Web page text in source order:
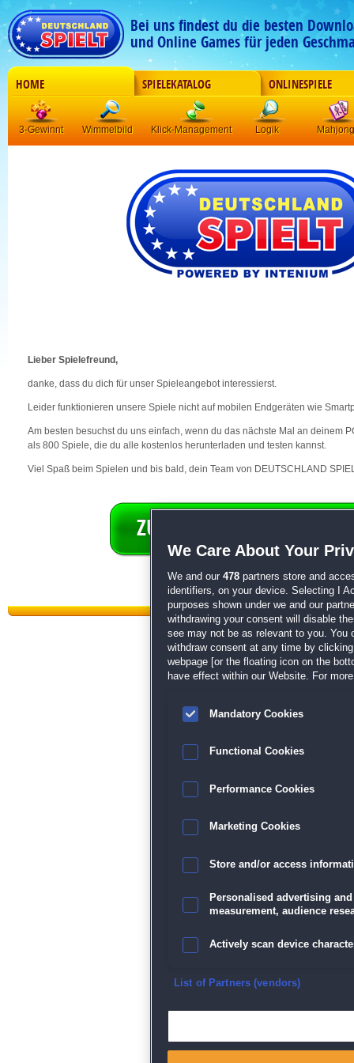
Bei uns findest du die besten
und Online Games für jeden
HOME SPIELEKATALOG ONLINESPIELE
3-Gewinnt Wimmelbild Klick-Management Logik Mahjong
Lieber Spielefreund,
danke, dass du dich für unser Spieleangebot interessierst.
Leider funktionieren unsere Spiele nicht auf mobilen Endgeräten wie
Am besten besuchst du uns einfach, wenn du das nächste Mal an deinem
als 800 Spiele, die du alle kostenlos herunterladen und testen kannst.
Viel Spaß beim Spielen und bis bald, dein Team von DEUTSCHLAND
Datenschutz| AGB|Impressum
We Care About Your
We and our 478 partners store and
identifiers, on your device. Selecting I
purposes shown under we and our
withdrawing your consent will disable
see may not be as relevant to you. You
withdraw consent at any time by
webpage [or the floating icon on the
have effect within our Website. For
Mandatory Cookies
Functional Cookies
Performance Cookies
Marketing Cookies
Store and/or access
Personalised advertising
measurement, audience
Actively scan device
Ensure security, prevent
List of Partners (vendors)